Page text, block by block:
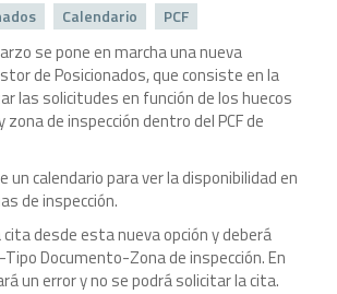
Calendario PCF
se pone en marcha una nueva
de Posicionados, que consiste en la
las solicitudes en función de los huecos
de inspección dentro del PCF de
un calendario para ver la disponibilidad en
de inspección.
desde esta nueva opción y deberá
Documento-Zona de inspección. En
un error y no se podrá solicitar la cita.